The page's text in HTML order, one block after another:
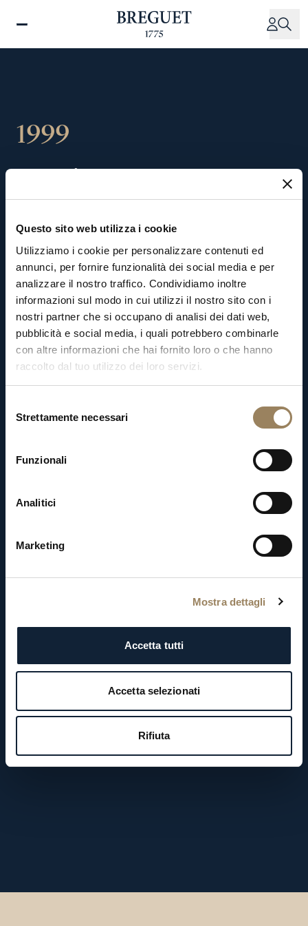
Questo sito web utilizza i cookie
Utilizziamo i cookie per personalizzare contenuti ed
annunci, per fornire funzionalità dei social media e per
analizzare il nostro traffico. Condividiamo inoltre
informazioni sul modo in cui utilizzi il nostro sito con i
nostri partner che si occupano di analisi dei dati web,
pubblicità e social media, i quali potrebbero combinarle
con altre informazioni che hai fornito loro o che hanno
raccolto dal tuo utilizzo dei loro servizi.
delStrettamente necessari
Funzionali
Analitici
Marketing
Mostra dettagli
Accetta tutti
Accetta selezionati
Rifiuta
1999
Venditadelgruppo
orologieroBregueta
SwatchGroup
Sottolaguidadi NicolasG.Hayek, Presidente
eCEOdellaMaison,Breguetèla
quindicesimaaziendaaunirsiaSwatch
Group. Profondamente devotoal marchio,
Hayek dispiega tutte le risorse umane
finanziarienecessarieperrestituirealla
Maisonl’anticosplendore,
sulla